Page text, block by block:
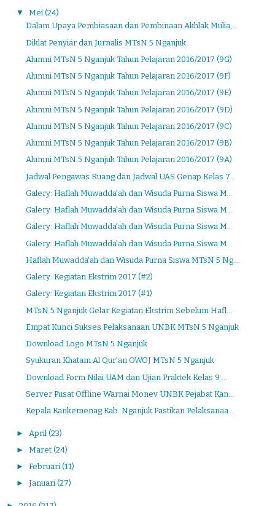
▼ Mei (24)
Dalam Upaya Pembiasaan dan Pembinaan Akhlak Mulia,...
Diklat Penyiar dan Jurnalis MTsN 5 Nganjuk
Alumni MTsN 5 Nganjuk Tahun Pelajaran 2016/2017 (9G)
Alumni MTsN 5 Nganjuk Tahun Pelajaran 2016/2017 (9F)
Alumni MTsN 5 Nganjuk Tahun Pelajaran 2016/2017 (9E)
Alumni MTsN 5 Nganjuk Tahun Pelajaran 2016/2017 (9D)
Alumni MTsN 5 Nganjuk Tahun Pelajaran 2016/2017 (9C)
Alumni MTsN 5 Nganjuk Tahun Pelajaran 2016/2017 (9B)
Alumni MTsN 5 Nganjuk Tahun Pelajaran 2016/2017 (9A)
Jadwal Pengawas Ruang dan Jadwal UAS Genap Kelas 7...
Galery: Haflah Muwadda'ah dan Wisuda Purna Siswa M...
Galery: Haflah Muwadda'ah dan Wisuda Purna Siswa M...
Galery: Haflah Muwadda'ah dan Wisuda Purna Siswa M...
Galery: Haflah Muwadda'ah dan Wisuda Purna Siswa M...
Haflah Muwadda'ah dan Wisuda Purna Siswa MTsN 5 Ng...
Galery: Kegiatan Ekstrim 2017 (#2)
Galery: Kegiatan Ekstrim 2017 (#1)
MTsN 5 Nganjuk Gelar Kegiatan Ekstrim Sebelum Hafl...
Empat Kunci Sukses Pelaksanaan UNBK MTsN 5 Nganjuk
Download Logo MTsN 5 Nganjuk
Syukuran Khatam Al Qur'an OWOJ MTsN 5 Nganjuk
Download Form Nilai UAM dan Ujian Praktek Kelas 9 ...
Server Pusat Offline Warnai Monev UNBK Pejabat Kan...
Kepala Kankemenag Kab. Nganjuk Pastikan Pelaksanaa...
► April (23)
► Maret (24)
► Februari (11)
► Januari (27)